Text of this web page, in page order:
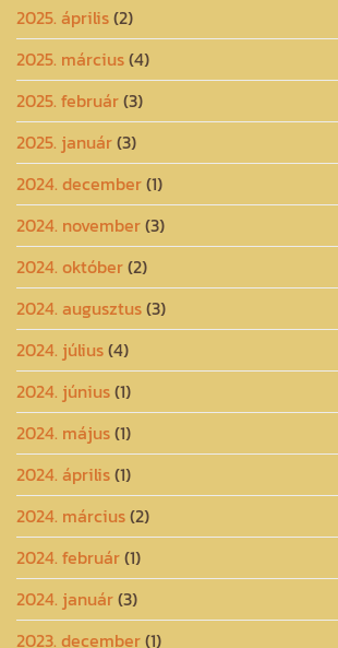
2025. április(2)
2025. március(4)
2025. február(3)
2025. január(3)
2024. december(1)
2024. november(3)
2024. október(2)
2024. augusztus(3)
2024. július(4)
2024. június(1)
2024. május(1)
2024. április(1)
2024. március(2)
2024. február(1)
2024. január(3)
2023. december(1)